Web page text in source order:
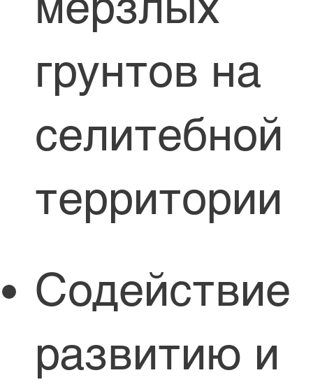
грунтов на
селитебной
территории
Содействие
развитию и